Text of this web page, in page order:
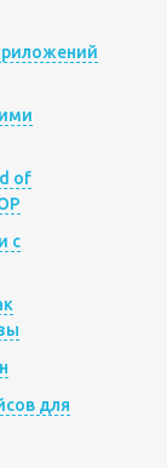
of
с
для